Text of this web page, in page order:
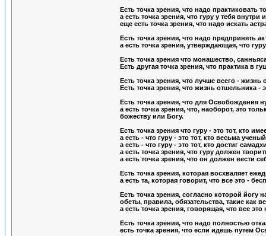
Есть точка зрения, что надо практиковать
а есть точка зрения, что гуру у тебя
еще есть точка зрения, что надо искать
Есть точка зрения, что надо предпринять
а есть точка зрения, утверждающая, что
Есть точка зрения что монашество,
Есть другая точка зрения, что практика в
Есть точка зрения, что лучше всего -
Есть точка зрения, что жизнь отшельника
Есть точка зрения, что для Освобождения
а есть точка зрения, что, наоборот, это
божеству или Богу.
Есть точка зрения что гуру - это тот, кто
а есть - что гуру - это тот, кто весьма
а есть - что гуру - это тот, кто достиг
а есть точка зрения, что гуру должен
а есть точка зрения, что он должен вести
Есть точка зрения, которая восхваляет
а есть та, которая говорит, что все это -
Есть точка зрения, согласно которой
обеты, правила, обязательства, такие как
а есть точка зрения, говорящая, что все
Есть точка зрения, что надо полностью
есть точка зрения, что если идешь путем